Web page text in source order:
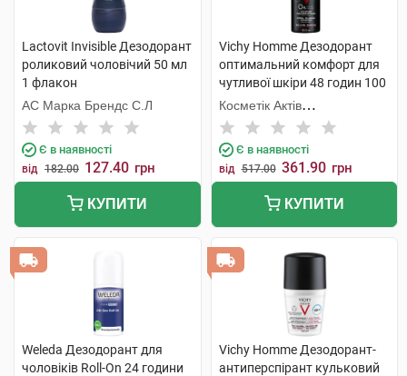
Lactovit Invisible Дезодорант
роликовий чоловічий 50 мл
1 флакон
АС Марка Брендс С.Л
Є в наявності
від 182.00 127.40 грн
КУПИТИ
Vichy Homme Дезодорант
оптимальний комфорт для
чутливої шкіри 48 годин 100
мл 1 флакон
Косметік Актів
Інтернаціональ
Є в наявності
від 517.00 361.90 грн
КУПИТИ
Weleda Дезодорант для
чоловіків Roll-On 24 години
Vichy Homme Дезодорант-
антиперспірант кульковий